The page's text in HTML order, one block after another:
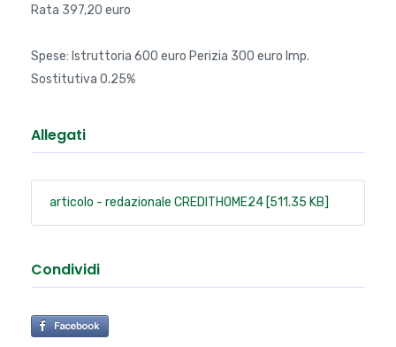
Rata 397,20 euro
Spese: Istruttoria 600 euro Perizia 300 euro Imp.
Sostitutiva 0.25%
Allegati
articolo - redazionale CREDITHOME24 [511.35 KB]
Condividi